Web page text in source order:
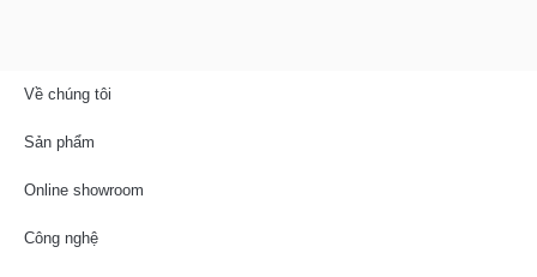
Về chúng tôi
Sản phẩm
Online showroom
Công nghệ